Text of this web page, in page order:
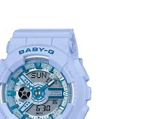
Baby-G
BA-110YK-2A
i